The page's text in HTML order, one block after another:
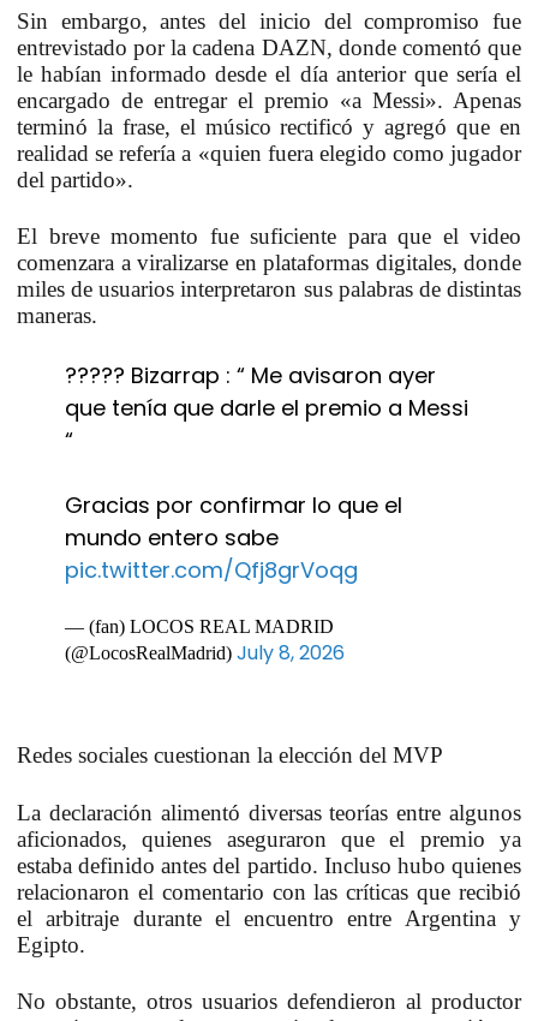
Sin embargo, antes del inicio del compromiso fue
entrevistado por la cadena DAZN, donde comentó que
le habían informado desde el día anterior que sería el
encargado de entregar el premio «a Messi». Apenas
terminó la frase, el músico rectificó y agregó que en
realidad se refería a «quien fuera elegido como jugador
del partido».
El breve momento fue suficiente para que el video
comenzara a viralizarse en plataformas digitales, donde
miles de usuarios interpretaron sus palabras de distintas
maneras.
????? Bizarrap : “ Me avisaron ayer
que tenía que darle el premio a Messi
“
Gracias por confirmar lo que el
mundo entero sabe
pic.twitter.com/Qfj8grVoqg
— (fan) LOCOS REAL MADRID
(@LocosRealMadrid) July 8, 2026
Redes sociales cuestionan la elección del MVP
La declaración alimentó diversas teorías entre algunos
aficionados, quienes aseguraron que el premio ya
estaba definido antes del partido. Incluso hubo quienes
relacionaron el comentario con las críticas que recibió
el arbitraje durante el encuentro entre Argentina y
Egipto.
No obstante, otros usuarios defendieron al productor